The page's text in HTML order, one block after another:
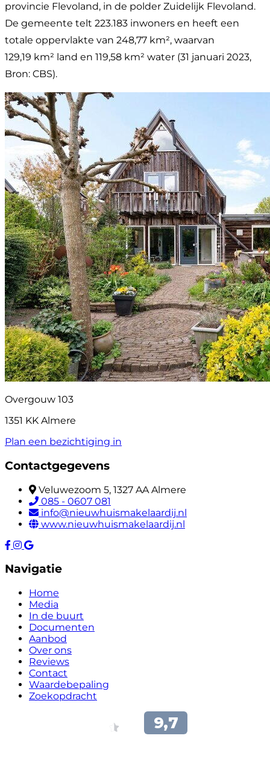
provincie Flevoland, in de polder Zuidelijk Flevoland.
De gemeente telt 223.183 inwoners en heeft een
totale oppervlakte van 248,77 km², waarvan
129,19 km² land en 119,58 km² water (31 januari 2023,
Bron: CBS).
Overgouw 103
1351 KK Almere
Plan een bezichtiging in
Contactgegevens
Veluwezoom 5, 1327 AA Almere
085 - 0607 081
info@nieuwhuismakelaardij.nl
www.nieuwhuismakelaardij.nl
Navigatie
Home
Media
In de buurt
Documenten
Aanbod
Over ons
Reviews
Contact
Waardebepaling
Zoekopdracht